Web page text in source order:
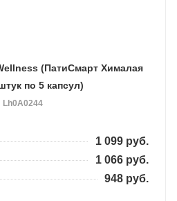
(ПатиСмарт Хималая
по 5 капсул)
Lh0A0244
1 099 руб.
1 066 руб.
948 руб.